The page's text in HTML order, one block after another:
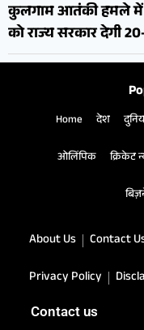
कुलगाम आतंकी हमले में
को राज्य सरकार देगी
Home देश
ओलिंपिक क्रिकेट
About Us Contact
Privacy Policy
Contact us